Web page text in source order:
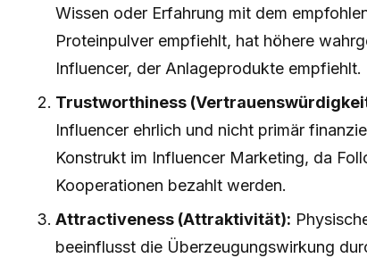
Wissen oder Erfahrung mit dem
Proteinpulver empfiehlt, hat höhere
Influencer, der Anlageprodukte empfiehlt.
Trustworthiness
Influencer ehrlich und nicht primär
Konstrukt im Influencer Marketing, da
Kooperationen bezahlt werden.
Attractiveness (Attraktivität):
beeinflusst die Überzeugungswirkung